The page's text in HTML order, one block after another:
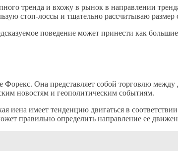
тренда и вхожу в рынок в направлении
стоп-лоссы и тщательно рассчитываю размер
поведение может принести как
Форекс. Она представляет собой торговлю
новостям и геополитическим событиям.
иена имеет тенденцию двигаться в
правильно определить направление ее